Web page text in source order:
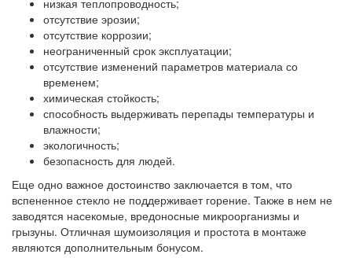
низкая теплопроводность;
отсутствие эрозии;
отсутствие коррозии;
неограниченный срок эксплуатации;
отсутствие изменений параметров материала со
временем;
химическая стойкость;
способность выдерживать перепады температуры и
влажности;
экологичность;
безопасность для людей.
Еще одно важное достоинство заключается в том, что
вспененное стекло не поддерживает горение. Также в нем не
заводятся насекомые, вредоносные микроорганизмы и
грызуны. Отличная шумоизоляция и простота в монтаже
являются дополнительным бонусом.